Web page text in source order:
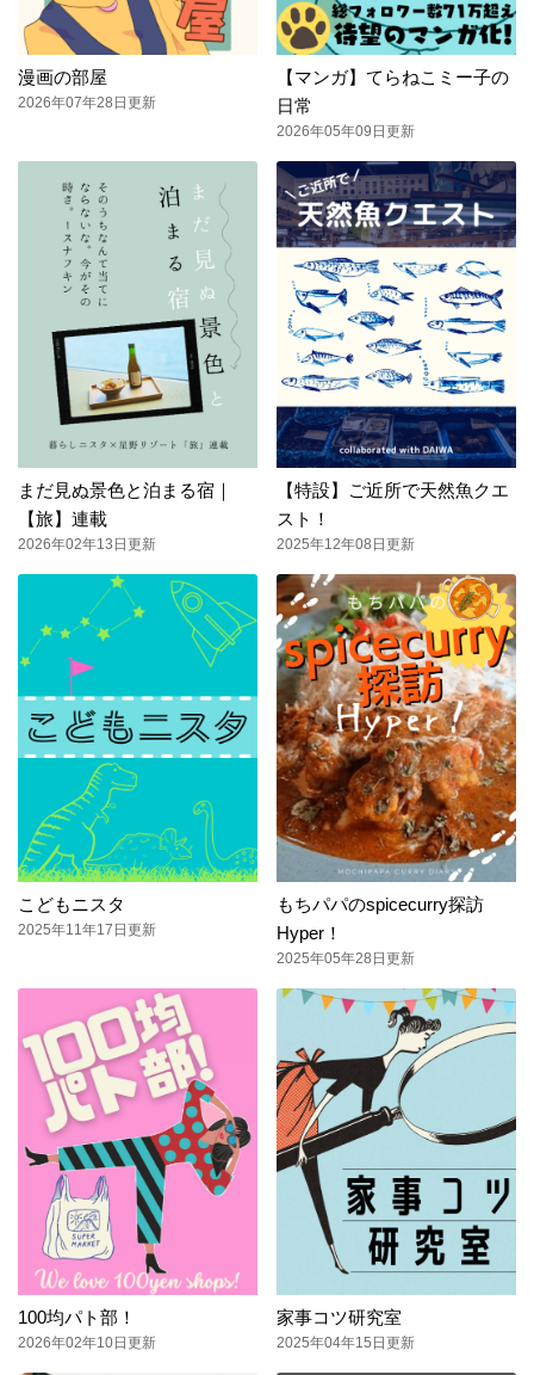
漫画の部屋
2026年07年28日更新
【マンガ】てらねこミー子の
日常
2026年05年09日更新
まだ見ぬ景色と泊まる宿｜
【旅】連載
2026年02年13日更新
【特設】ご近所で天然魚クエ
スト！
2025年12年08日更新
こどもニスタ
2025年11年17日更新
もちパパのspicecurry探訪
Hyper！
2025年05年28日更新
100均パト部！
2026年02年10日更新
家事コツ研究室
2025年04年15日更新